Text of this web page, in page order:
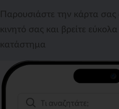
Παρουσιάστε την κάρτα
κινητό σας και βρείτε
κατάστημα